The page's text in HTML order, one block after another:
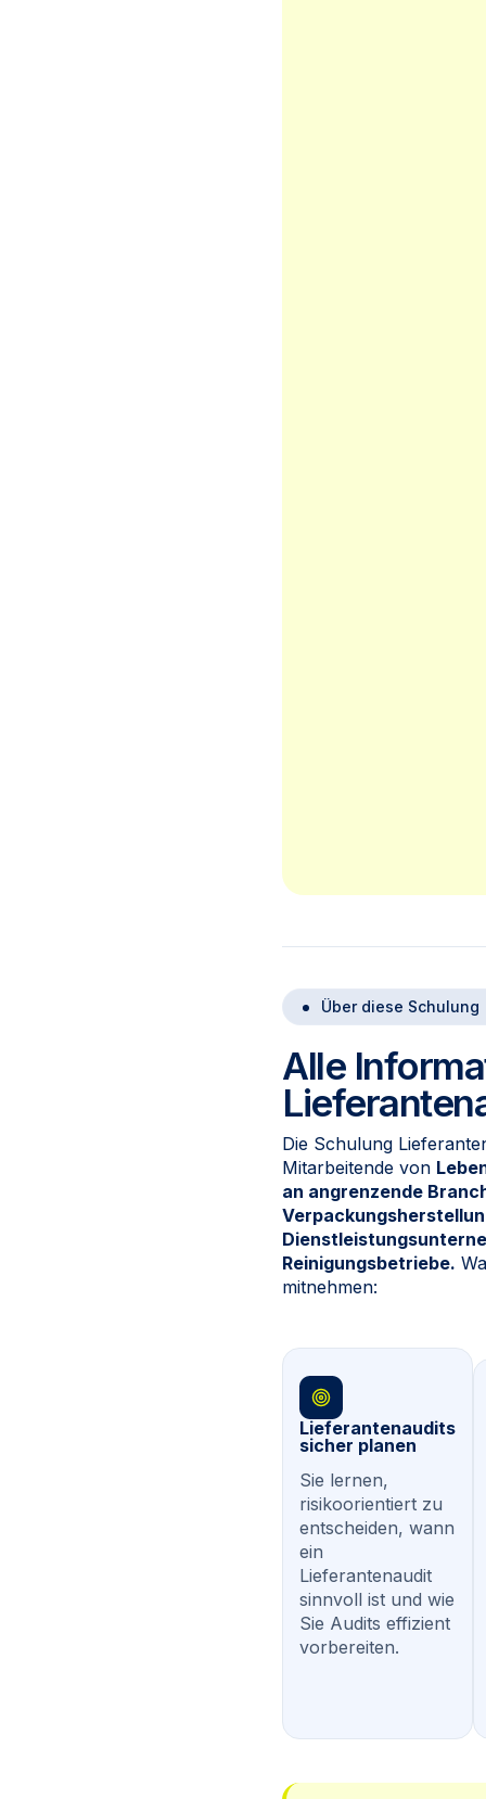
Über diese Schulung
Alle
Die Schulung
Mitarbeitende von
an angrenzende
Reinigungsbetriebe.
mitnehmen:
Lieferantenaudits
sicher planen
Sie lernen,
risikoorientiert zu
entscheiden, wann
ein
Lieferantenaudit
sinnvoll ist und wie
Sie Audits effizient
vorbereiten.